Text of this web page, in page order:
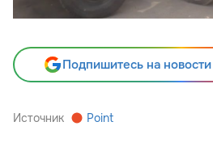
Подпишитесь на
Источник Point